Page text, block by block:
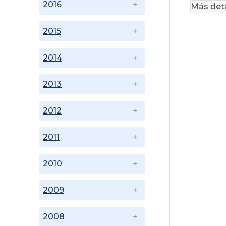
2008
2009
2010
2011
2012
2013
2014
2015
2016 Más